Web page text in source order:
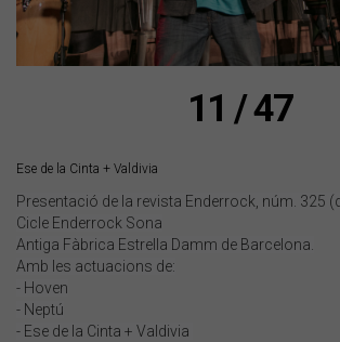
11 / 47
Ese de la Cinta + Valdivia
Presentació de la revista Enderrock, núm. 325
Cicle Enderrock Sona
Antiga Fàbrica Estrella Damm de Barcelona.
Amb les actuacions de:
- Hoven
- Neptú
- Ese de la Cinta + Valdivia